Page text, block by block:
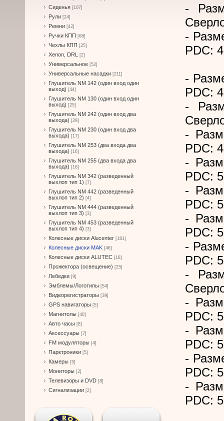
Сиденья [107]
Рули [24]
Ремни [42]
Ручки КПП [68]
Чехлы КПП [25]
Xenon, DRL [2]
Универсальное [52]
Универсальные насадки [211]
Глушитель NM 142 (один вход один
выход) [44]
Глушитель NM 130 (один вход один
выход) [25]
Глушитель NM 242 (один вход два
выхода) [29]
Глушитель NM 230 (один вход два
выхода) [17]
Глушитель NM 253 (два входа два
выхода) [16]
Глушитель NM 255 (два входа два
выхода) [16]
Глушитель NM 342 (разведенный
выхлоп тип 1) [7]
Глушитель NM 442 (разведенный
выхлоп тип 2) [4]
Глушитель NM 444 (разведенный
выхлоп тип 3) [3]
Глушитель NM 453 (разведенный
выхлоп тип 4) [3]
Колесные диски Alucenter [181]
Колесные диски MAK [46]
Колесные диски ALUTEC [18]
Прожектора (освещение) [25]
Лебедки [9]
Эмблемы/Логотипы [54]
Видеорегистраторы [39]
GPS навигаторы [5]
Магнитолы [40]
Авто часы [8]
Аксессуары [7]
FM модуляторы [4]
Парктроники [5]
Камеры [5]
Мониторы [2]
Телевизоры и DVD [8]
Сигнализации [2]
-
-
PDC:
-
PDC:
-
-
PDC:
-
PDC:
-
PDC:
-
PDC:
-
PDC:
-
-
PDC:
-
PDC:
-
PDC:
-
PDC: